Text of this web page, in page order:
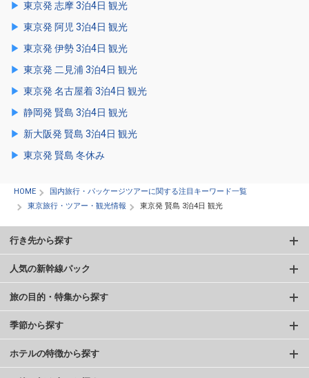
東京発 志摩 3泊4日 観光
東京発 阿児 3泊4日 観光
東京発 伊勢 3泊4日 観光
東京発 二見浦 3泊4日 観光
東京発 名古屋着 3泊4日 観光
静岡発 賢島 3泊4日 観光
新大阪発 賢島 3泊4日 観光
東京発 賢島 冬休み
HOME
国内旅行・パッケージツアーに関する注目キーワード一覧
東京旅行・ツアー・観光情報
東京発 賢島 3泊4日 観光
行き先から探す
人気の新幹線パック
旅の目的・特集から探す
季節から探す
ホテルの特徴から探す